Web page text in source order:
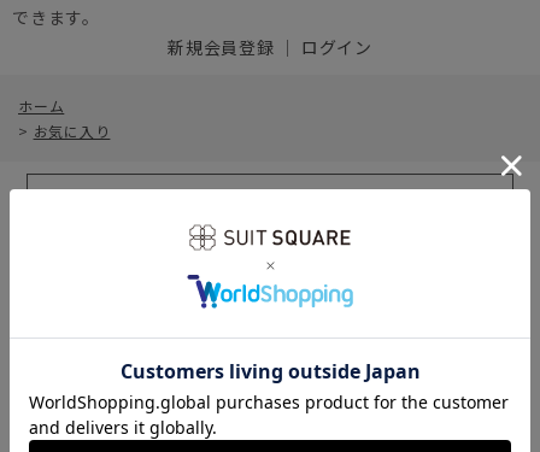
できます。
新規会員登録 ｜ ログイン
ホーム
> お気に入り
sms